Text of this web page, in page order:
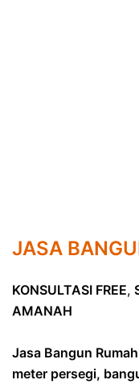
JASA
KONSULTASI FREE,
AMANAH
Jasa Bangun
meter persegi,